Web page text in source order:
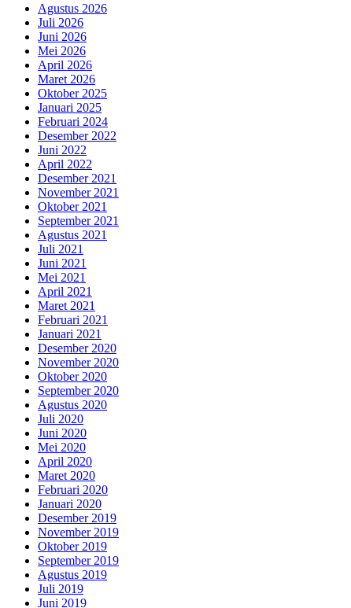
Agustus 2026
Juli 2026
Juni 2026
Mei 2026
April 2026
Maret 2026
Oktober 2025
Januari 2025
Februari 2024
Desember 2022
Juni 2022
April 2022
Desember 2021
November 2021
Oktober 2021
September 2021
Agustus 2021
Juli 2021
Juni 2021
Mei 2021
April 2021
Maret 2021
Februari 2021
Januari 2021
Desember 2020
November 2020
Oktober 2020
September 2020
Agustus 2020
Juli 2020
Juni 2020
Mei 2020
April 2020
Maret 2020
Februari 2020
Januari 2020
Desember 2019
November 2019
Oktober 2019
September 2019
Agustus 2019
Juli 2019
Juni 2019